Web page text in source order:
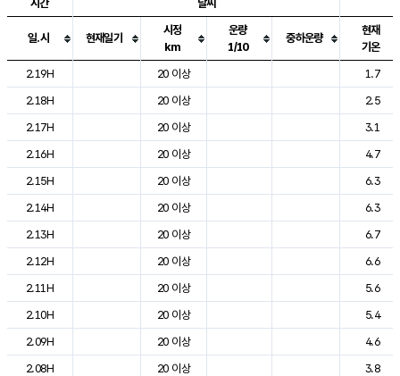
도시별 기상실황표로 지점, 날씨, 기온, 강수, 바람, 기압등을 안내한 표입
시간 날씨
일.시 현재일기
시정
km
운량
1/10
중하운량
현재
기온
2.19H
20 이상
1.7
2.18H
20 이상
2.5
2.17H
20 이상
3.1
2.16H
20 이상
4.7
2.15H
20 이상
6.3
2.14H
20 이상
6.3
2.13H
20 이상
6.7
2.12H
20 이상
6.6
2.11H
20 이상
5.6
2.10H
20 이상
5.4
2.09H
20 이상
4.6
2.08H
20 이상
3.8